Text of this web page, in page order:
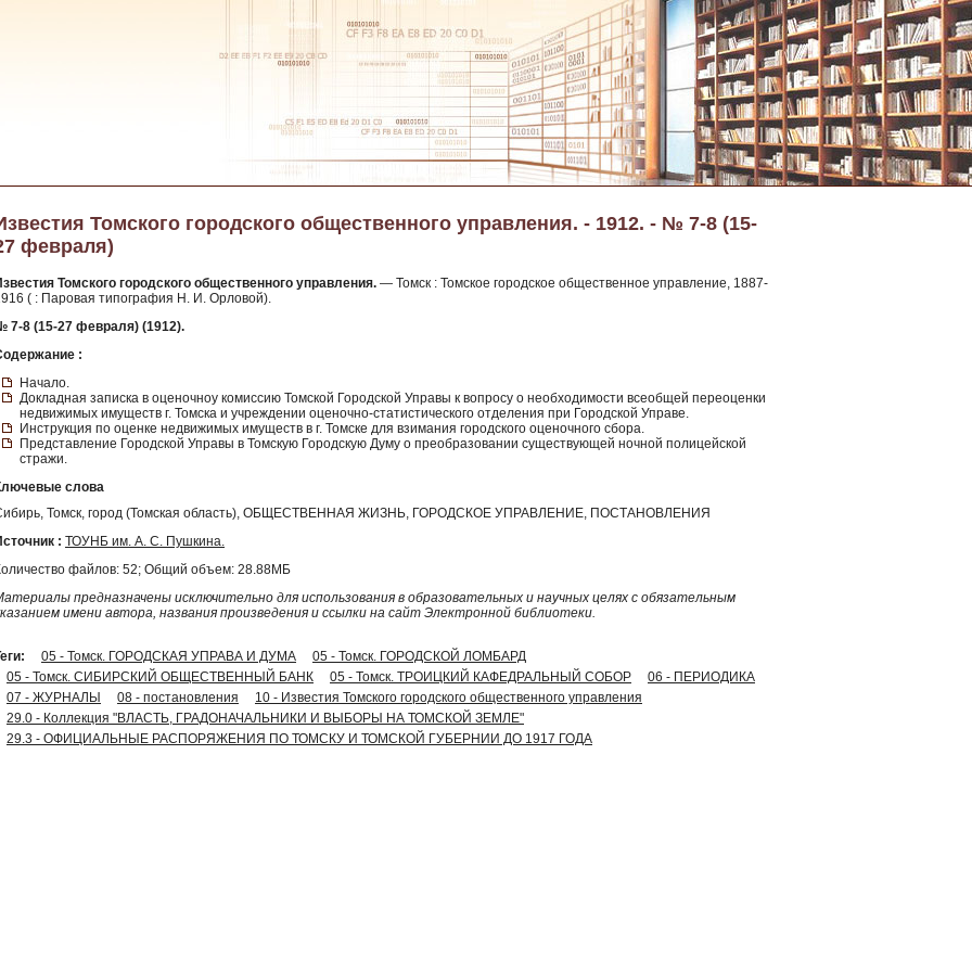
Томского городского общественного управления. - 1912. - № 7-8 (15-
февраля)
Томского городского общественного управления. — Томск : Томское городское общественное управление, 1887-
( : Паровая типография Н. И. Орловой).
7-8 (15-27 февраля) (1912).
:
Начало.
Докладная записка в оценочноу комиссию Томской Городской Управы к вопросу о необходимости всеобщей переоценки
недвижимых имуществ г. Томска и учреждении оценочно-статистического отделения при Городской Управе.
Инструкция по оценке недвижимых имуществ в г. Томске для взимания городского оценочного сбора.
Представление Городской Управы в Томскую Городскую Думу о преобразовании существующей ночной полицейской
стражи.
слова
Томск, город (Томская область), ОБЩЕСТВЕННАЯ ЖИЗНЬ, ГОРОДСКОЕ УПРАВЛЕНИЕ, ПОСТАНОВЛЕНИЯ
: ТОУНБ им. А. С. Пушкина.
файлов: 52; Общий объем: 28.88МБ
предназначены исключительно для использования в образовательных и научных целях с обязательным
имени автора, названия произведения и ссылки на сайт Электронной библиотеки.
05 - Томск. ГОРОДСКАЯ УПРАВА И ДУМА
05 - Томск. ГОРОДСКОЙ ЛОМБАРД
05 - Томск. СИБИРСКИЙ ОБЩЕСТВЕННЫЙ БАНК
05 - Томск. ТРОИЦКИЙ КАФЕДРАЛЬНЫЙ СОБОР
06 - ПЕРИОДИКА
07 - ЖУРНАЛЫ
08 - постановления
10 - Известия Томского городского общественного управления
29.0 - Коллекция "ВЛАСТЬ, ГРАДОНАЧАЛЬНИКИ И ВЫБОРЫ НА ТОМСКОЙ ЗЕМЛЕ"
29.3 - ОФИЦИАЛЬНЫЕ РАСПОРЯЖЕНИЯ ПО ТОМСКУ И ТОМСКОЙ ГУБЕРНИИ ДО 1917 ГОДА